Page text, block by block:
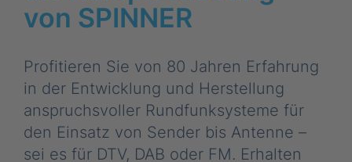
von SPINNER
Profitieren Sie von 80 Jahren Erfahrung
in der Entwicklung und Herstellung
anspruchsvoller Rundfunksysteme für
den Einsatz von Sender bis Antenne –
sei es für DTV, DAB oder FM. Erhalten